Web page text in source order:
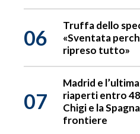
06
Truffa dello
«Sventata
ripreso tutto»
07
Madrid e
riaperti entro 48
Chigi e la
frontiere